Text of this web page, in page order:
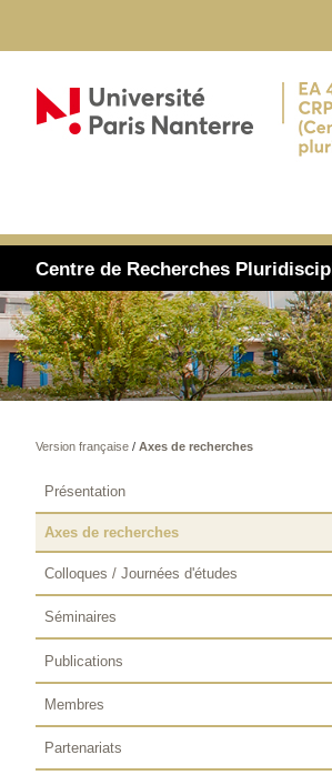
Centre de Recherches
Version française/ Axes de recherches
Présentation
Axes de recherches
Colloques / Journées d'études
Séminaires
Publications
Membres
Partenariats